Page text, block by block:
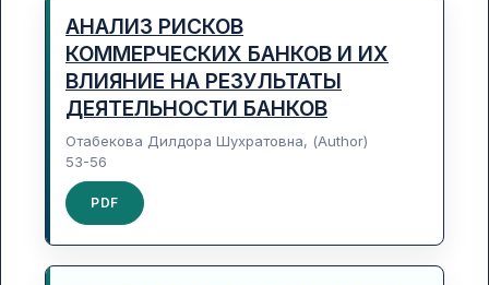
АНАЛИЗ РИСКОВ
КОММЕРЧЕСКИХ БАНКОВ И ИХ
ВЛИЯНИЕ НА РЕЗУЛЬТАТЫ
ДЕЯТЕЛЬНОСТИ БАНКОВ
Отабекова Дилдора Шухратовна, (Author)
53-56
PDF